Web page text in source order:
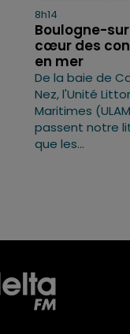
8h14
Boulogne-
cœur des
en mer
De la baie de
Nez, l'Unité
Maritimes
passent notre
que les...